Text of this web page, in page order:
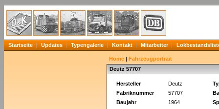
Startseite Updates Typengalerie Kontakt Mitarbeiter
Home | Fahrzeugportrait
Deutz 57707
Hersteller Deutz
Fabriknummer
57707
Baujahr
1964